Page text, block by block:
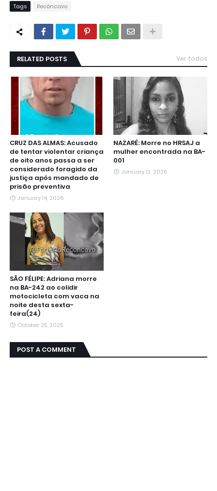
Tags Recôncavo
RELATED POSTS Ver todos
CRUZ DAS ALMAS: Acusado
de tentar violentar criança
de oito anos passa a ser
considerado foragido da
justiça após mandado de
prisão preventiva
January 14, 2026
NAZARÉ: Morre no HRSAJ a
mulher encontrada na BA-
001
January 13, 2026
SÃO FÉLIPE: Adriana morre
na BA-242 ao colidir
motocicleta com vaca na
noite desta sexta-
feira(24)
October 25, 2025
POST A COMMENT